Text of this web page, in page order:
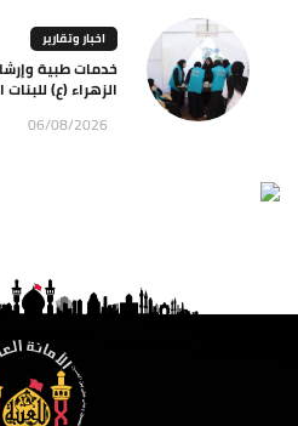
اخبار وتقارير
خدمات طبية
الزهراء (ع) للبنات
06/08/2026